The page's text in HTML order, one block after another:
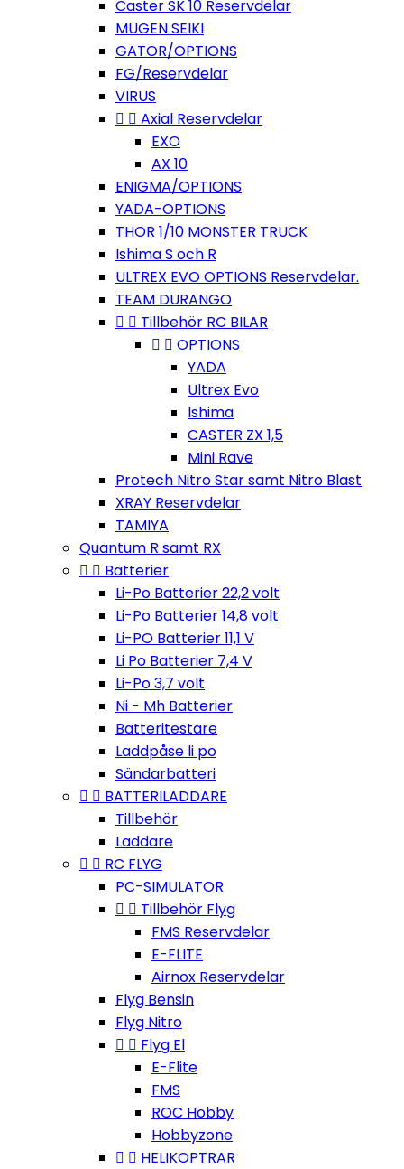
Caster SK 10 Reservdelar
MUGEN SEIKI
GATOR/OPTIONS
FG/Reservdelar
VIRUS
  Axial Reservdelar
EXO
AX 10
ENIGMA/OPTIONS
YADA-OPTIONS
THOR 1/10 MONSTER TRUCK
Ishima S och R
ULTREX EVO OPTIONS Reservdelar.
TEAM DURANGO
  Tillbehör RC BILAR
  OPTIONS
YADA
Ultrex Evo
Ishima
CASTER ZX 1,5
Mini Rave
Protech Nitro Star samt Nitro Blast
XRAY Reservdelar
TAMIYA
Quantum R samt RX
  Batterier
Li-Po Batterier 22,2 volt
Li-Po Batterier 14,8 volt
Li-PO Batterier 11,1 V
Li Po Batterier 7,4 V
Li-Po 3,7 volt
Ni - Mh Batterier
Batteritestare
Laddpåse li po
Sändarbatteri
  BATTERILADDARE
Tillbehör
Laddare
  RC FLYG
PC-SIMULATOR
  Tillbehör Flyg
FMS Reservdelar
E-FLITE
Airnox Reservdelar
Flyg Bensin
Flyg Nitro
  Flyg El
E-Flite
FMS
ROC Hobby
Hobbyzone
  HELIKOPTRAR